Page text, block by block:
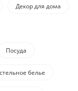
Декор для дома
Посуда
белье